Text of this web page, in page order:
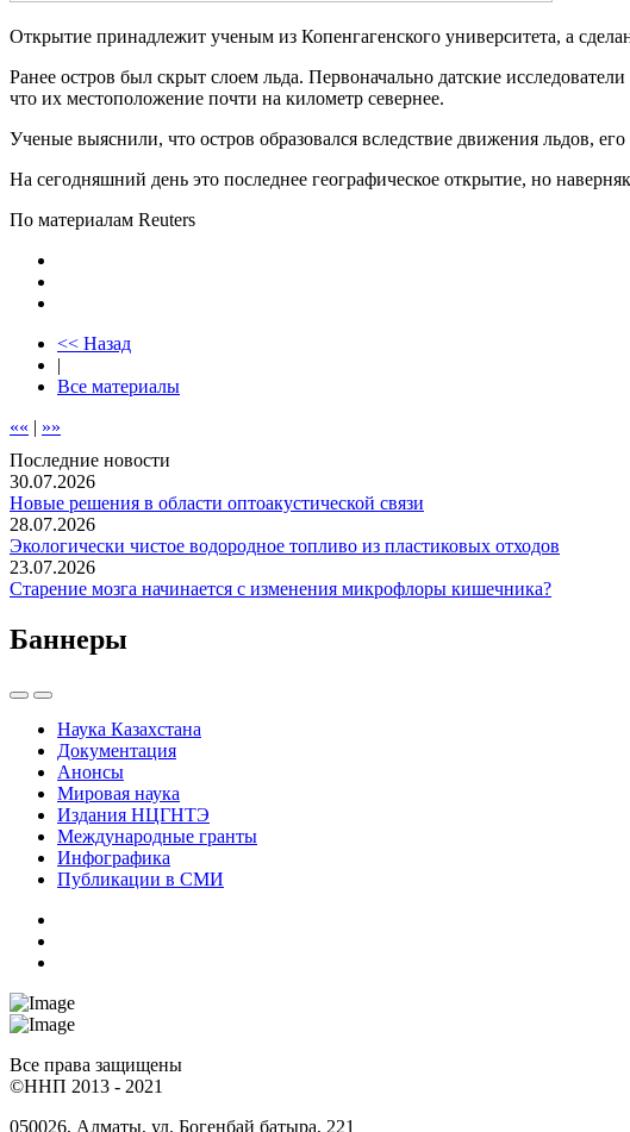
Открытие принадлежит ученым из Копенгагенского университета, а
Ранее остров был скрыт слоем льда. Первоначально датские
что их местоположение почти на километр севернее.
Ученые выяснили, что остров образовался вследствие движения льдов,
На сегодняшний день это последнее географическое открытие, но
По материалам Reuters
<< Назад
|
Все материалы
«« | »»
Последние новости
30.07.2026
Новые решения в области оптоакустической связи
28.07.2026
Экологически чистое водородное топливо из пластиковых отходов
23.07.2026
Старение мозга начинается с изменения микрофлоры кишечника?
Баннеры
Наука Казахстана
Документация
Анонсы
Мировая наука
Издания НЦГНТЭ
Международные гранты
Инфографика
Публикации в СМИ
Все права защищены
©ННП 2013 - 2021
050026, Алматы, ул. Богенбай батыра, 221